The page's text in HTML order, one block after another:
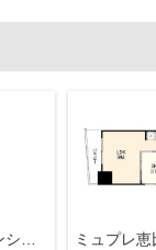
ミュプレ恵